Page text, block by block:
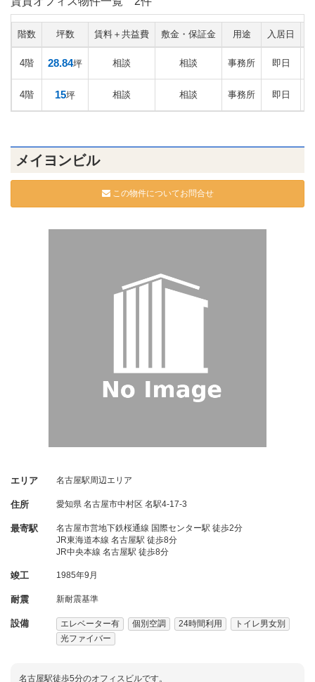
階数 坪数 賃料＋共益費 敷金・保証金 用途 入居日
4階 28.84坪 相談 相談 事務所 即日
4階 15坪 相談 相談 事務所 即日
メイヨンビル
この物件についてお問合せ
エリア 名古屋駅周辺エリア
住所 愛知県 名古屋市中村区 名駅4-17-3
最寄駅
名古屋市営地下鉄桜通線 国際センター駅 徒歩2分
JR東海道本線 名古屋駅 徒歩8分
JR中央本線 名古屋駅 徒歩8分
竣工 1985年9月
耐震 新耐震基準
設備 エレベーター有 個別空調 24時間利用
トイレ男女別
光ファイバー
名古屋駅徒歩5分のオフィスビルです。